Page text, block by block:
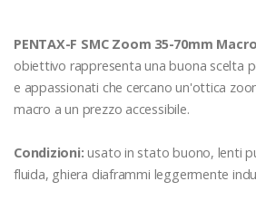
PENTAX-F SMC Zoom 35-70mm
obiettivo rappresenta una buona scelta
e appassionati che cercano un'ottica
macro a un prezzo accessibile.
Condizioni: usato in stato buono, lenti
fluida, ghiera diaframmi leggermente